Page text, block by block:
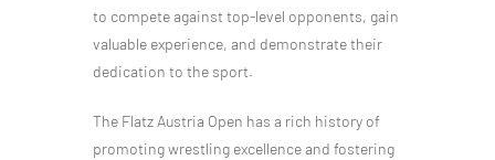
to compete against top-level opponents, gain
valuable experience, and demonstrate their
dedication to the sport.
The Flatz Austria Open has a rich history of
promoting wrestling excellence and fostering